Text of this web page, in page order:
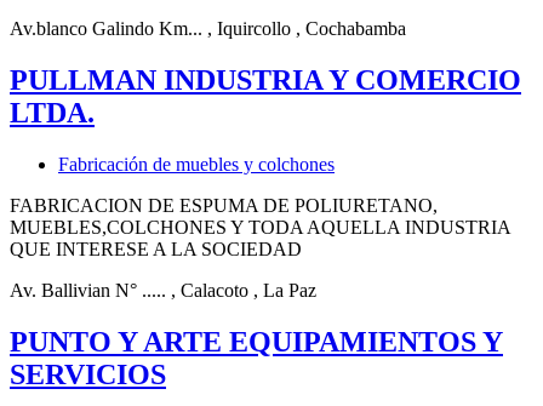
Av.blanco Galindo Km... , Iquircollo , Cochabamba
PULLMAN INDUSTRIA Y COMERCIO
LTDA.
Fabricación de muebles y colchones
FABRICACION DE ESPUMA DE POLIURETANO,
MUEBLES,COLCHONES Y TODA AQUELLA INDUSTRIA
QUE INTERESE A LA SOCIEDAD
Av. Ballivian N° ..... , Calacoto , La Paz
PUNTO Y ARTE EQUIPAMIENTOS Y
SERVICIOS